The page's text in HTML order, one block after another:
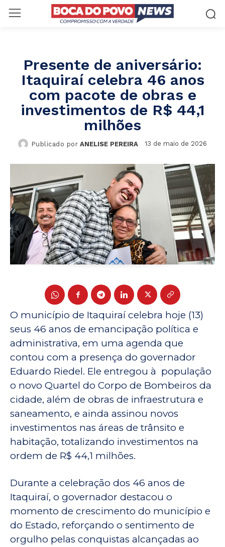
Presente de aniversário:
Itaquiraí celebra 46 anos
com pacote de obras e
investimentos de R$ 44,1
milhões
Publicado por ANELISE PEREIRA 13 de maio de 2026
O município de Itaquiraí celebra hoje (13)
seus 46 anos de emancipação política e
administrativa, em uma agenda que
contou com a presença do governador
Eduardo Riedel. Ele entregou à população
o novo Quartel do Corpo de Bombeiros da
cidade, além de obras de infraestrutura e
saneamento, e ainda assinou novos
investimentos nas áreas de trânsito e
habitação, totalizando investimentos na
ordem de R$ 44,1 milhões.
Durante a celebração dos 46 anos de
Itaquiraí, o governador destacou o
momento de crescimento do município e
do Estado, reforçando o sentimento de
orgulho pelas conquistas alcançadas ao